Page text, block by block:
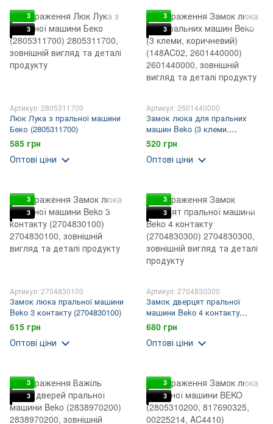
3
3
Артикул: 2805311700
Люк Лука з пральної машини
Беко (2805311700)
585 грн
Оптові ціни
3
3
Артикул: 2601440000
Замок люка для пральних
машин Beko (3 клеми,
коричневий) (148AC02,
2601440000)
520 грн
Оптові ціни
3
3
Артикул: 2704830100
Замок люка пральної машини
Beko 3 контакту (2704830100)
615 грн
Оптові ціни
3
3
Артикул: 2704830300
Замок дверцят пральної
машини Beko 4 контакту
(2704830300)
680 грн
Оптові ціни
3
3
3
3